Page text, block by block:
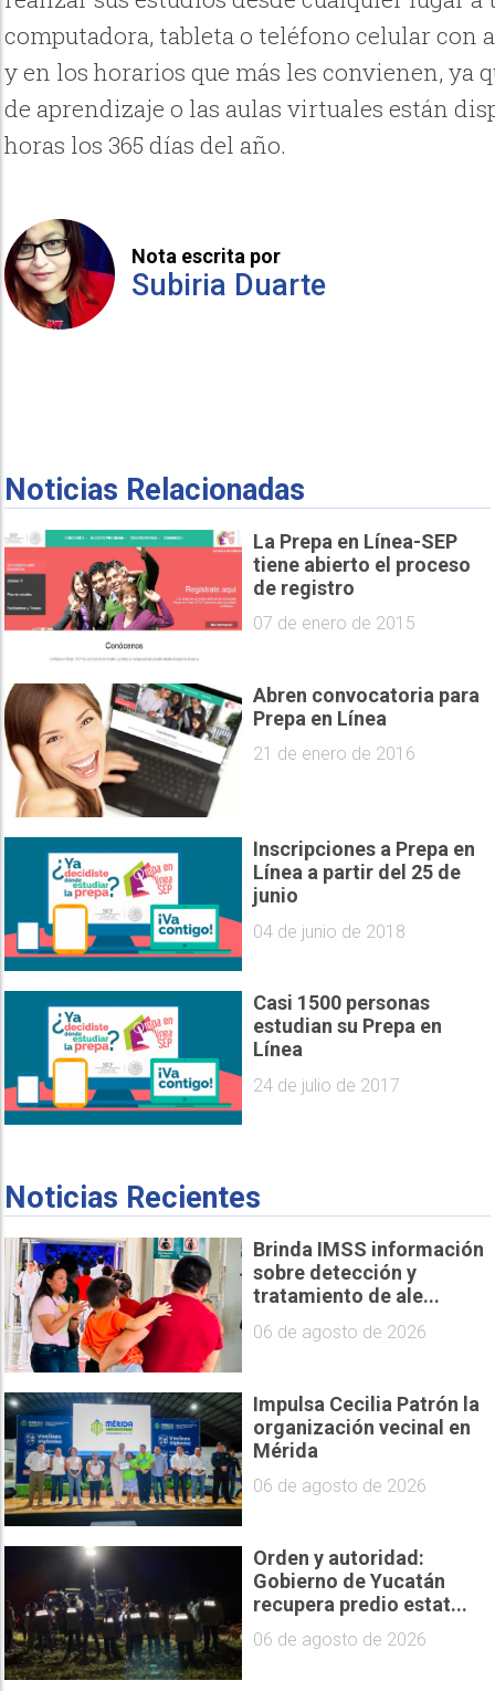
computadora, tableta o teléfono celular con
y en los horarios que más les convienen, ya
de aprendizaje o las aulas virtuales están
horas los 365 días del año.
Nota escrita por
Subiria Duarte
Noticias Relacionadas
La Prepa en Línea-SEP
tiene abierto el proceso
de registro
07 de enero de 2015
Abren convocatoria para
Prepa en Línea
21 de enero de 2016
Inscripciones a Prepa en
Línea a partir del 25 de
junio
04 de junio de 2018
Casi 1500 personas
estudian su Prepa en
Línea
24 de julio de 2017
Noticias Recientes
Brinda IMSS información
sobre detección y
tratamiento de ale...
06 de agosto de 2026
Impulsa Cecilia Patrón la
organización vecinal en
Mérida
06 de agosto de 2026
Orden y autoridad:
Gobierno de Yucatán
recupera predio estat...
06 de agosto de 2026